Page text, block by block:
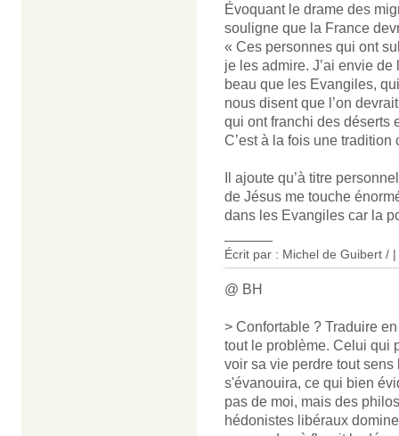
Évoquant le drame des
souligne que la France
« Ces personnes qui ont
je les admire. J’ai envie
beau que les Evangiles,
nous disent que l’on
qui ont franchi des déserts
C’est à la fois une
Il ajoute qu’à titre
de Jésus me touche
dans les Evangiles car la
Écrit par : Michel de Guibert /
@ BH
> Confortable ? Traduire
tout le problème. Celui qui
voir sa vie perdre tout
s'évanouira, ce qui bien
pas de moi, mais des
hédonistes libéraux